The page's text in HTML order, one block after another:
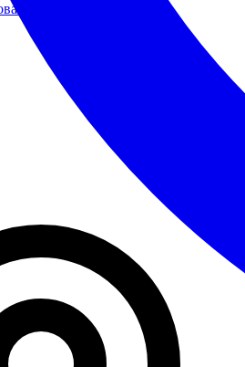
организации